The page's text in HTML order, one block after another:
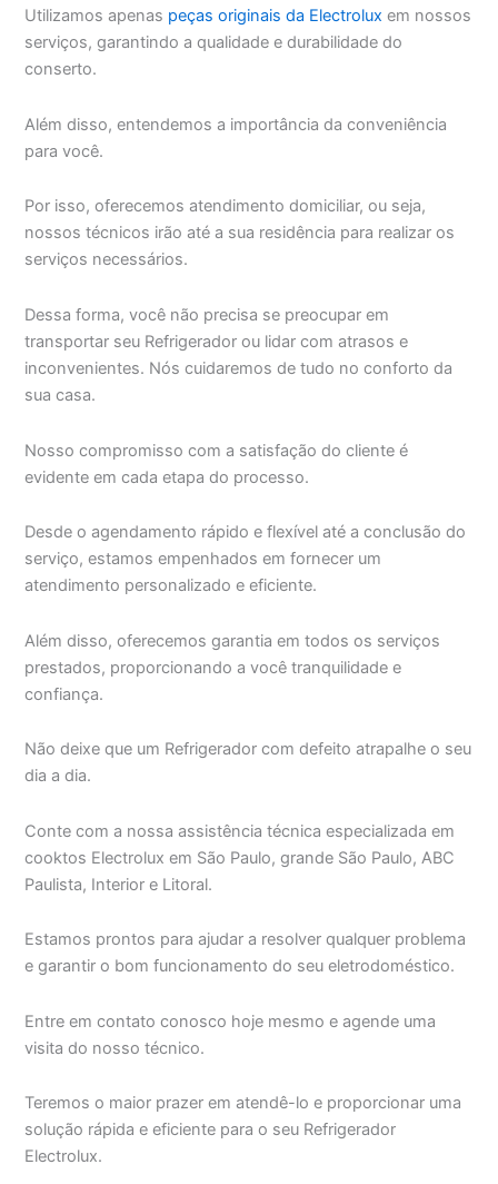
Utilizamos apenas peças originais da Electrolux em nossos
serviços, garantindo a qualidade e durabilidade do
conserto.
Além disso, entendemos a importância da conveniência
para você.
Por isso, oferecemos atendimento domiciliar, ou seja,
nossos técnicos irão até a sua residência para realizar os
serviços necessários.
Dessa forma, você não precisa se preocupar em
transportar seu Refrigerador ou lidar com atrasos e
inconvenientes. Nós cuidaremos de tudo no conforto da
sua casa.
Nosso compromisso com a satisfação do cliente é
evidente em cada etapa do processo.
Desde o agendamento rápido e flexível até a conclusão do
serviço, estamos empenhados em fornecer um
atendimento personalizado e eficiente.
Além disso, oferecemos garantia em todos os serviços
prestados, proporcionando a você tranquilidade e
confiança.
Não deixe que um Refrigerador com defeito atrapalhe o seu
dia a dia.
Conte com a nossa assistência técnica especializada em
cooktos Electrolux em São Paulo, grande São Paulo, ABC
Paulista, Interior e Litoral.
Estamos prontos para ajudar a resolver qualquer problema
e garantir o bom funcionamento do seu eletrodoméstico.
Entre em contato conosco hoje mesmo e agende uma
visita do nosso técnico.
Teremos o maior prazer em atendê-lo e proporcionar uma
solução rápida e eficiente para o seu Refrigerador
Electrolux.